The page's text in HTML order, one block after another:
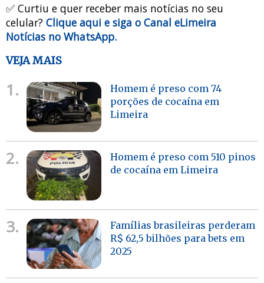
✅ Curtiu e quer receber mais notícias no seu
celular? Clique aqui e siga o Canal eLimeira
Notícias no WhatsApp.
VEJA MAIS
1.
Homem é preso com 74
porções de cocaína em
Limeira
2.
Homem é preso com 510 pinos
de cocaína em Limeira
3.
Famílias brasileiras perderam
R$ 62,5 bilhões para bets em
2025